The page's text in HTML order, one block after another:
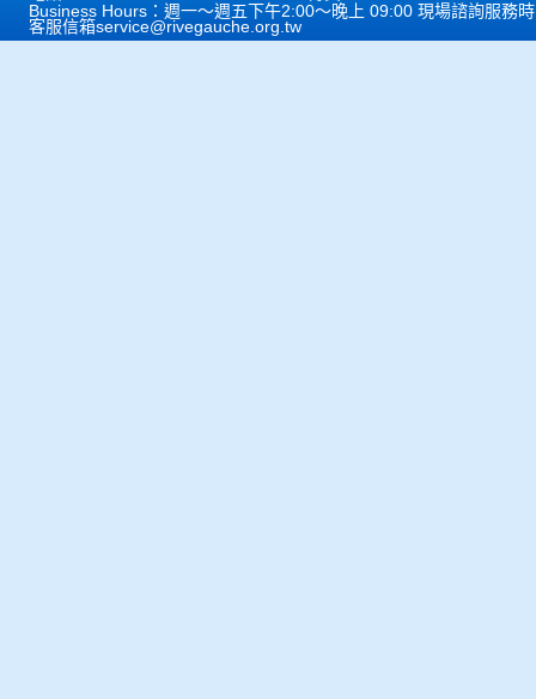
Business Hours：週一～週五下午2:00～晚上 09:00 現場諮詢服務
客服信箱service@rivegauche.org.tw